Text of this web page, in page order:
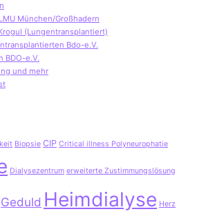
München/Großhadern
(Lungentransplantiert)
Bdo-e.V.
BDO-e.V.
und mehr
Biopsie CIP Critical illness Polyneurophatie
Dialysezentrum erweiterte Zustimmungslösung
Geduld Heimdialyse Herz